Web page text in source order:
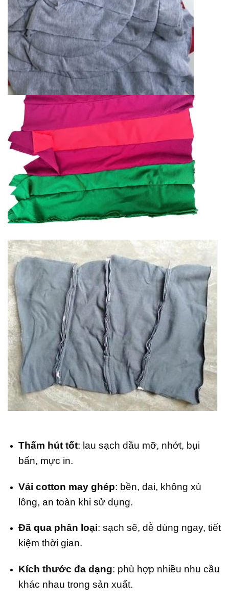
Thấm hút tốt: lau sạch dầu mỡ, nhớt, bụi
bẩn, mực in.
Vải cotton may ghép: bền, dai, không xù
lông, an toàn khi sử dụng.
Đã qua phân loại: sạch sẽ, dễ dùng ngay, tiết
kiệm thời gian.
Kích thước đa dạng: phù hợp nhiều nhu cầu
khác nhau trong sản xuất.